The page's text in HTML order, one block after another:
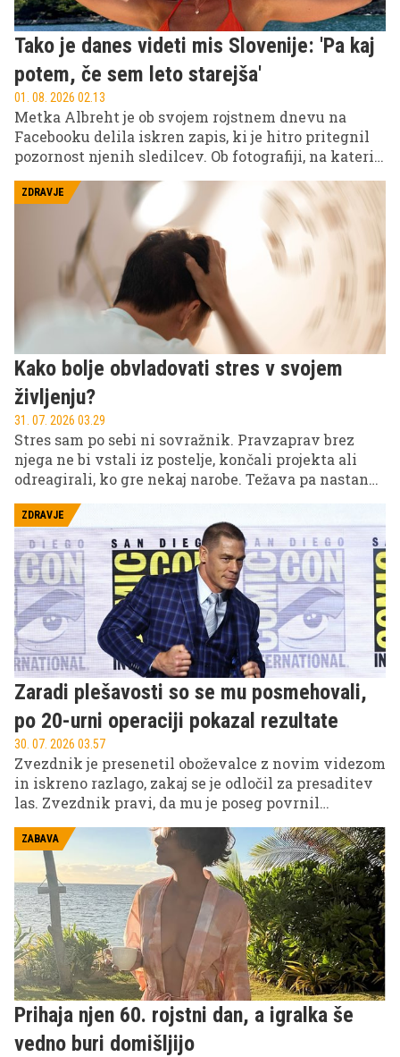
Tako je danes videti mis Slovenije: 'Pa kaj
potem, če sem leto starejša'
01. 08. 2026 02.13
Metka Albreht je ob svojem rojstnem dnevu na
Facebooku delila iskren zapis, ki je hitro pritegnil
pozornost njenih sledilcev. Ob fotografiji, na kateri
nasmejana in sproščena pokaže, kako uživa v
življenju, je nekdanja mis Slovenije razkrila svoj
pogled na leta, srečo in ljudi, ki ji največ pomenijo.
ZDRAVJE
Kako bolje obvladovati stres v svojem
življenju?
31. 07. 2026 03.29
Stres sam po sebi ni sovražnik. Pravzaprav brez
njega ne bi vstali iz postelje, končali projekta ali
odreagirali, ko gre nekaj narobe. Težava pa nastane,
ko stres ni več le kratkotrajen odziv telesa na izziv,
ampak postane bazično stanje vašega živčnega
sistema – ko se že zjutraj zbudite napeti in ko niti
počitek več ne sprosti vašega telesa.
ZDRAVJE
Zaradi plešavosti so se mu posmehovali,
po 20-urni operaciji pokazal rezultate
30. 07. 2026 03.57
Zvezdnik je presenetil oboževalce z novim videzom
in iskreno razlago, zakaj se je odločil za presaditev
las. Zvezdnik pravi, da mu je poseg povrnil
storil že prej.
ZABAVA
Prihaja njen 60. rojstni dan, a igralka še
vedno buri domišljijo